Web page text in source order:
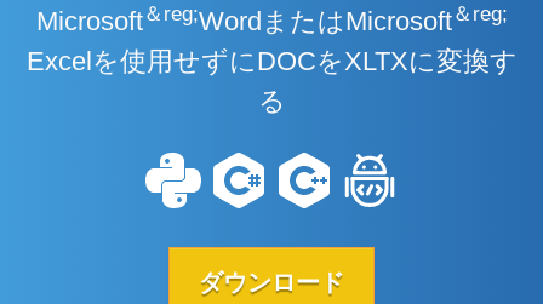
Microsoft＆reg;WordまたはMicrosoft＆reg;
Excelを使用せずにDOCをXLTXに変換す
る
ダウンロード